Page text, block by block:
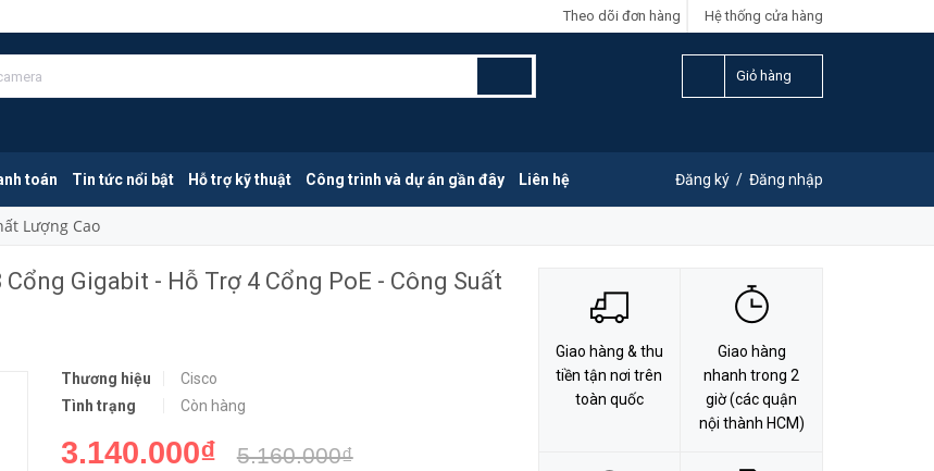
Hệ thống cửa hàng
Theo dõi đơn hàng
Giỏ hàng
toán Tin tức nổi bật Hỗ trợ kỹ thuật Công trình và dự án gần đây Liên hệ Đăng ký / Đăng nhập
Lượng Cao
Gigabit - Hỗ Trợ 4 Cổng PoE - Công Suất
Thương hiệu
Cisco
Tình trạng
Còn hàng
3.140.000₫ 5.160.000₫
MUA NGAY LIÊN HỆ ĐẶT HÀNG
Giao hàng & thu
tiền tận nơi trên
toàn quốc
Giao hàng
nhanh trong 2
giờ (các quận
nội thành HCM)